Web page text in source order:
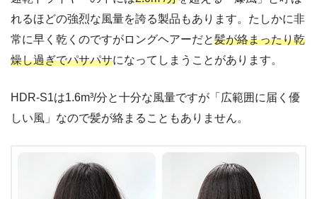
れるほどの強烈な風量を誇る製品もあります。たしかに非
常に早く乾くのですがロングヘアーだと髪が絡まったり乾
燥し過ぎでパサパサになってしまうことがあります。
HDR-S1は1.6m³/分と十分な風量ですが「広範囲に届く優
しい風」なので髪が絡まることもありません。